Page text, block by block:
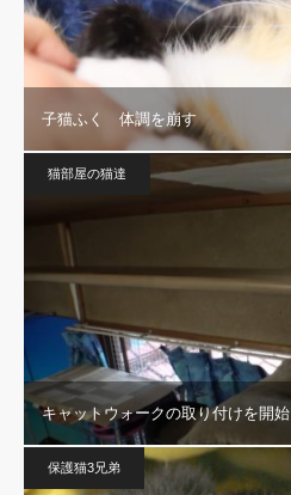
子猫ふく 体調を崩す
猫部屋の猫達
キャットウォークの取り付けを開始
保護猫3兄弟